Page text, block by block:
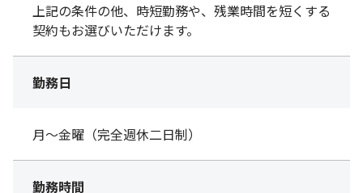
上記の条件の他、時短勤務や、残業時間を短くする
契約もお選びいただけます。
勤務日
月～金曜（完全週休二日制）
勤務時間